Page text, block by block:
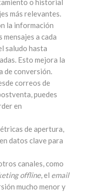
o historial
más relevantes.
la información
mensajes a cada
saludo hasta
Esto mejora la
de conversión.
correos de
puedes
en
de apertura,
datos clave para
canales, como
offline, el email
mucho menor y